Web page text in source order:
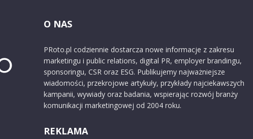
O NAS
PRoto.pl codziennie dostarcza nowe informacje z zakresu
marketingu i public relations, digital PR, employer brandingu,
sponsoringu, CSR oraz ESG. Publikujemy najważniejsze
wiadomości, przekrojowe artykuły, przykłady najciekawszych
kampanii, wywiady oraz badania, wspierając rozwój branży
komunikacji marketingowej od 2004 roku.
REKLAMA